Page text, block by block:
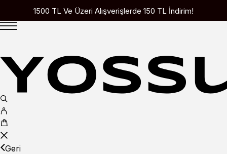
1500 TL Ve Üzeri Alışverişlerde 150 TL İndirim!
Geri